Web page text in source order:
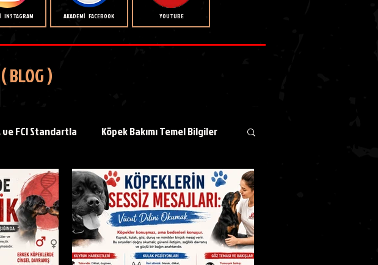
INSTAGRAM AKADEMİ FACEBOOK YOUTUBE
BLOG )
ve FCI Standartla Köpek Bakımı Temel Bilgiler
İçin Sağlık Önerileri Kediler Genel Bilgiler
Önerileri Kedi Hastalıkları